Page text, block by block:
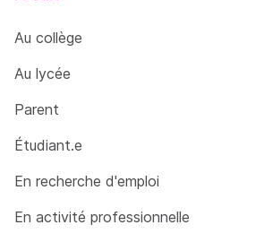
Au collège
Au lycée
Parent
Étudiant.e
En recherche d'emploi
En activité professionnelle